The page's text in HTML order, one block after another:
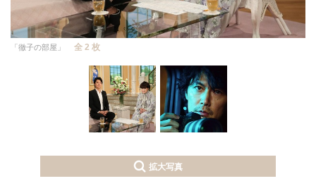
「徹子の部屋」 全 2 枚
拡大写真